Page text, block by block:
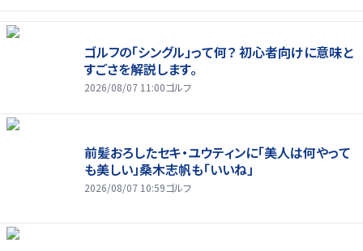
ゴルフの「シングル」って何？ 初心者向けに意味と
すごさを解説します。
2026/08/07 11:00ゴルフ
前髪おろしたセキ・ユウティンに「美人は何やって
も美しい」桑木志帆も「いいね」
2026/08/07 10:59ゴルフ